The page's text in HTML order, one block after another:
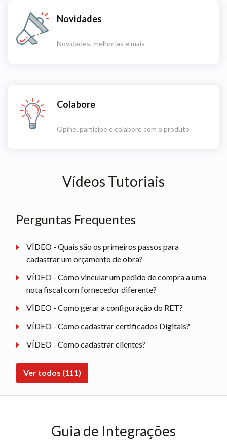
Novidades
Novidades, melhorias e mais
Colabore
Opine, participe e colabore com o produto
Vídeos Tutoriais
Perguntas Frequentes
VÍDEO - Quais são os primeiros passos para
cadastrar um orçamento de obra?
VÍDEO - Como vincular um pedido de compra a uma
nota fiscal com fornecedor diferente?
VÍDEO - Como gerar a configuração do RET?
VÍDEO - Como cadastrar certificados Digitais?
VÍDEO - Como cadastrar clientes?
Ver todos (111)
Guia de Integrações